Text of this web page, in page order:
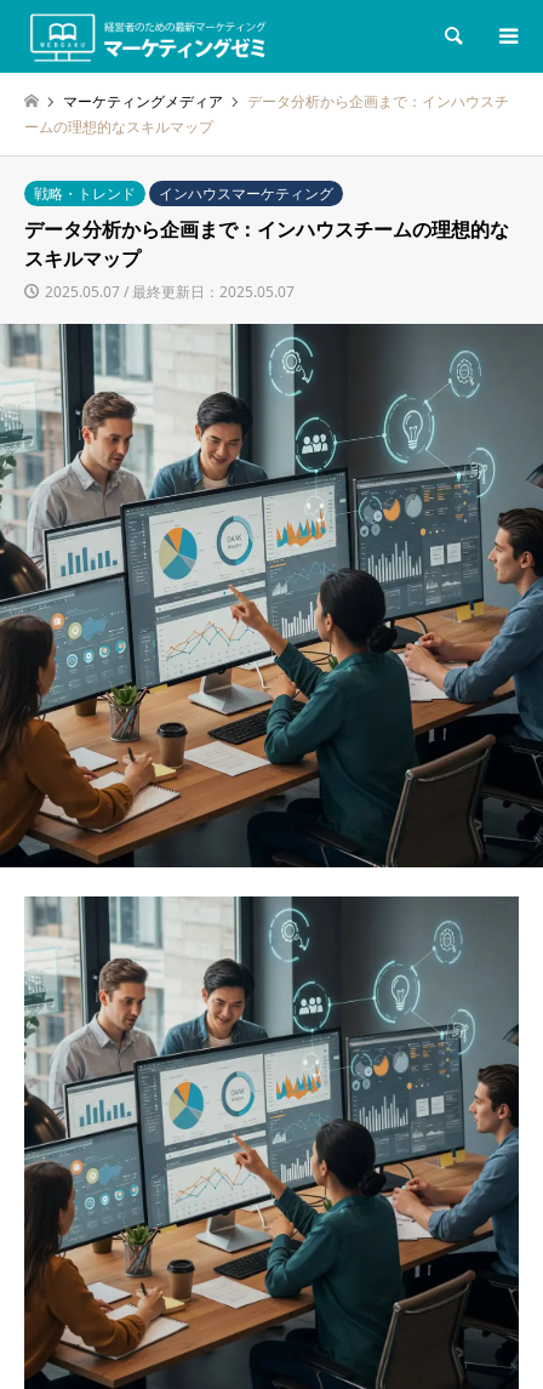
検索
マーケティングメディア
データ分析から企画まで：インハウスチ
ームの理想的なスキルマップ
戦略・トレンド
インハウスマーケティング
データ分析から企画まで：インハウスチームの理想的な
スキルマップ
2025.05.07 / 最終更新日：2025.05.07